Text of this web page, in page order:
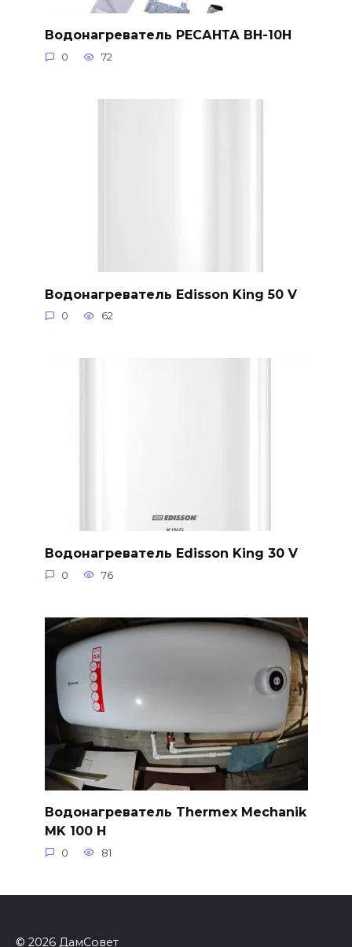
Водонагреватель РЕСАНТА ВН-10Н
0 72
Водонагреватель Edisson King 50 V
0 62
Водонагреватель Edisson King 30 V
0 76
Водонагреватель Thermex Mechanik
MK 100 H
0 81
© 2026 ДамСовет